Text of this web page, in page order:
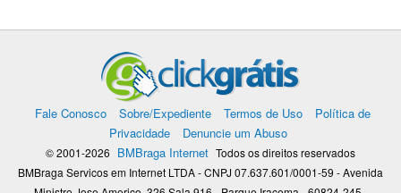
Fale Conosco Sobre/Expediente Termos de Uso
Política de
Privacidade
Denuncie um Abuso
© 2001-2026 BMBraga Internet Todos os direitos reservados
BMBraga Servicos em Internet LTDA - CNPJ 07.637.601/0001-59 - Avenida